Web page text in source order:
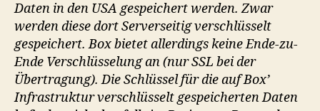
Daten in den USA gespeichert werden. Zwar
werden diese dort Serverseitig verschlüsselt
gespeichert. Box bietet allerdings keine Ende-zu-
Ende Verschlüsselung an (nur SSL bei der
Übertragung). Die Schlüssel für die auf Box’
Infrastruktur verschlüsselt gespeicherten Daten